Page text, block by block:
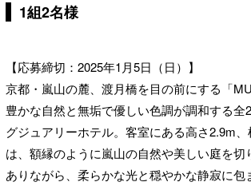
1組2名様
【応募締切：2025年1月5日（日）】
京都・嵐山の麓、渡月橋を目の前にする「
豊かな自然と無垢で優しい色調が調和する全
グジュアリーホテル。客室にある高さ2.9m
は、額縁のように嵐山の自然や美しい庭を切
ありながら、柔らかな光と穏やかな静寂に包